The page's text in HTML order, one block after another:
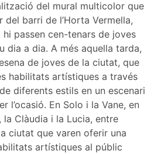
del mural multicolor que
barri de l’Horta Vermella,
passen cen-tenars de joves
dia a dia. A més aquella tarda,
de joves de la ciutat, que
habilitats artístiques a través
diferents estils en un escenari
l’ocasió. En Solo i la Vane, en
la Clàudia i la Lucia, entre
ciutat que varen oferir una
artístiques al públic